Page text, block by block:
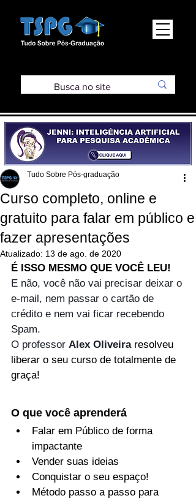
Curso completo, online e
gratuito para falar em público e
fazer apresentações
Tudo Sobre Pós-graduação
Atualizado: 13 de ago. de 2020
É ISSO MESMO QUE VOCÊ LEU!
E não, você não vai precisar deixar o
e-mail, nem passar o cartão de
crédito e nem vai ficar recebendo
Spam.
O professor Alex Oliveira resolveu
liberar o seu curso de totalmente de
graça!
O que você aprenderá
Falar em Público de forma
impactante
Vender suas ideias
Conquistar o seu espaço!
Método passo a passo para